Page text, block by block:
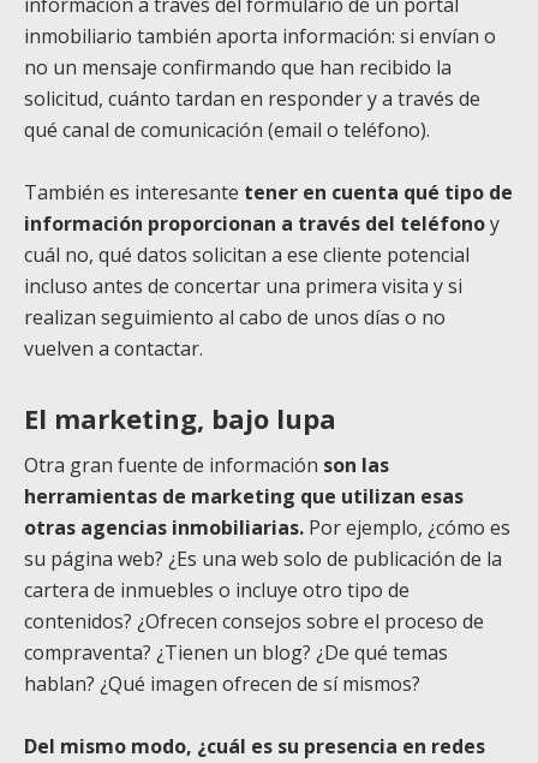
inmobiliario también aporta información: si envían o
no un mensaje confirmando que han recibido la
solicitud, cuánto tardan en responder y a través de
qué canal de comunicación (email o teléfono).
También es interesante tener en cuenta qué tipo de
información proporcionan a través del teléfonoy
cuál no, qué datos solicitan a ese cliente potencial
incluso antes de concertar una primera visita y si
realizan seguimiento al cabo de unos días o no
vuelven a contactar.
El marketing, bajo lupa
Otra gran fuente de información son las
herramientas de marketing que utilizan esas
otras agencias inmobiliarias. Por ejemplo, ¿cómo es
su página web? ¿Es una web solo de publicación de la
cartera de inmuebles o incluye otro tipo de
contenidos? ¿Ofrecen consejos sobre el proceso de
compraventa? ¿Tienen un blog? ¿De qué temas
hablan? ¿Qué imagen ofrecen de sí mismos?
Del mismo modo, ¿cuál es su presencia en redes